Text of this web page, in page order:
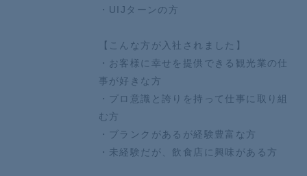
・UIJターンの方
【こんな方が入社されました】
・お客様に幸せを提供できる観光業の仕
事が好きな方
・プロ意識と誇りを持って仕事に取り組
む方
・ブランクがあるが経験豊富な方
・未経験だが、飲食店に興味がある方